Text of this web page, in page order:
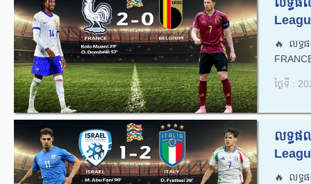
🔥លទ្ធ
ថ្ងៃទី :
លទ្ធផ
🔥លទ្ធ